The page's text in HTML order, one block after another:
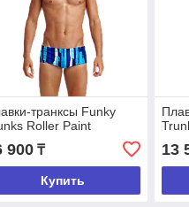
транксы Funky
Roller Paint
900₸
Купить
13